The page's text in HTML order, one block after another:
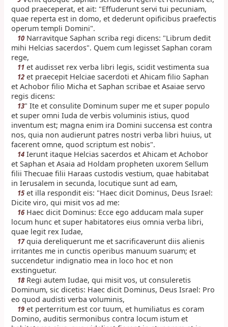
quod praeceperat, et ait: "Effuderunt servi tui pecuniam,
quae reperta est in domo, et dederunt opificibus praefectis
operum templi Domini".
10 Narravitque Saphan scriba regi dicens: "Librum dedit
mihi Helcias sacerdos". Quem cum legisset Saphan coram
rege,
11 et audisset rex verba libri legis, scidit vestimenta sua
12 et praecepit Helciae sacerdoti et Ahicam filio Saphan
et Achobor filio Micha et Saphan scribae et Asaiae servo
regis dicens:
13" Ite et consulite Dominum super me et super populo
et super omni Iuda de verbis voluminis istius, quod
inventum est; magna enim ira Domini succensa est contra
nos, quia non audierunt patres nostri verba libri huius, ut
facerent omne, quod scriptum est nobis".
14 Ierunt itaque Helcias sacerdos et Ahicam et Achobor
et Saphan et Asaia ad Holdam propheten uxorem Sellum
filii Thecuae filii Haraas custodis vestium, quae habitabat
in Ierusalem in secunda, locutique sunt ad eam,
15 et illa respondit eis: "Haec dicit Dominus, Deus Israel:
Dicite viro, qui misit vos ad me:
16Haec dicit Dominus: Ecce ego adducam mala super
locum hunc et super habitatores eius omnia verba libri,
quae legit rex Iudae,
17quia dereliquerunt me et sacrificaverunt diis alienis
irritantes me in cunctis operibus manuum suarum; et
succendetur indignatio mea in loco hoc et non
exstinguetur.
18 Regi autem Iudae, qui misit vos, ut consuleretis
Dominum, sic dicetis: Haec dicit Dominus, Deus Israel: Pro
eo quod audisti verba voluminis,
19 et perterritum est cor tuum, et humiliatus es coram
Domino, auditis sermonibus contra locum istum et